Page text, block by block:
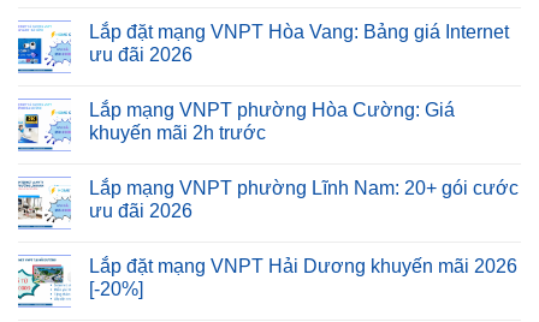
Lắp đặt mạng VNPT Hòa Vang: Bảng giá Internet
ưu đãi 2026
Lắp mạng VNPT phường Hòa Cường: Giá
khuyến mãi 2h trước
Lắp mạng VNPT phường Lĩnh Nam: 20+ gói cước
ưu đãi 2026
Lắp đặt mạng VNPT Hải Dương khuyến mãi 2026
[-20%]